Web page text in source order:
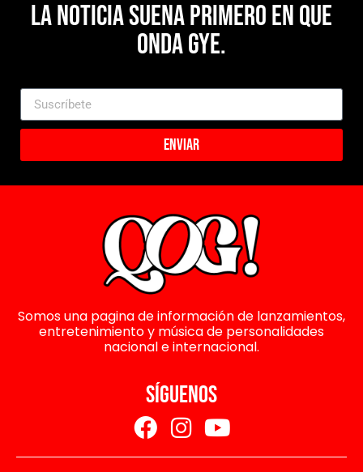
La noticia suena primero en Que
Onda Gye.
Enviar
Somos una pagina de información de lanzamientos,
entretenimiento y música de personalidades
nacional e internacional.
SÍGUENOS